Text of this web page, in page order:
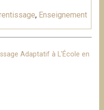
, Enseignement
Adaptatif à L'École en